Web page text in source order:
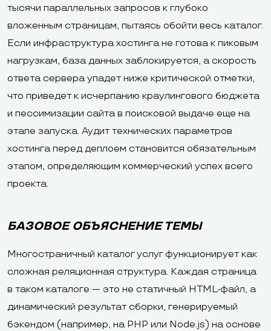
тысячи параллельных запросов к глубоко
вложенным страницам, пытаясь обойти весь каталог.
Если инфраструктура хостинга не готова к пиковым
нагрузкам, база данных заблокируется, а скорость
ответа сервера упадет ниже критической отметки,
что приведет к исчерпанию краулингового бюджета
и пессимизации сайта в поисковой выдаче еще на
этапе запуска. Аудит технических параметров
хостинга перед деплоем становится обязательным
этапом, определяющим коммерческий успех всего
проекта.
БАЗОВОЕ ОБЪЯСНЕНИЕ ТЕМЫ
Многостраничный каталог услуг функционирует как
сложная реляционная структура. Каждая страница
в таком каталоге — это не статичный HTML-файл, а
динамический результат сборки, генерируемый
бэкендом (например, на PHP или Node.js) на основе